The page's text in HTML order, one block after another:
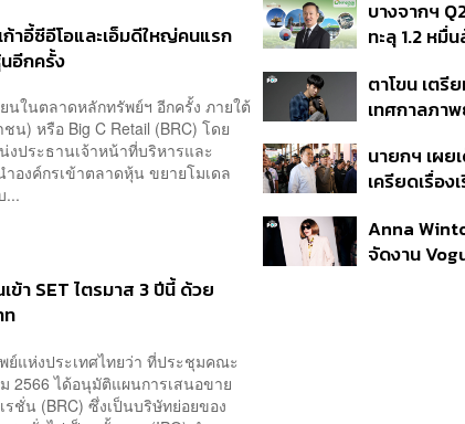
ก้าอี้ซีอีโอและเอ็มดีใหญ่คนแรก
อีกครั้ง
นในตลาดหลักทรัพย์ฯ อีกครั้ง ภายใต้
น) หรือ Big C Retail (BRC) โดย
ประธานเจ้าหน้าที่บริหารและ
องค์กรเข้าตลาดหุ้น ขยายโมเดล
...
เข้า SET ไตรมาส 3 ปีนี้ ด้วย
ท
ย์แห่งประเทศไทยว่า ที่ประชุมคณะ
2566 ได้อนุมัติแผนการเสนอขาย
ชั่น (BRC) ซึ่งเป็นบริษัทย่อยของ
เนื่อง ประเ
บางจากฯ
ทะลุ 1.2 หมื่
แรก หนุนรา
3.2 แสนล้าน
ตาโขน เตรี
เทศกาลภา
นายกฯ เผย
เครียดเรื่อง
กระสุนอีกกว่
ไม่จบชีวิตตัว
Anna
จัดงาน